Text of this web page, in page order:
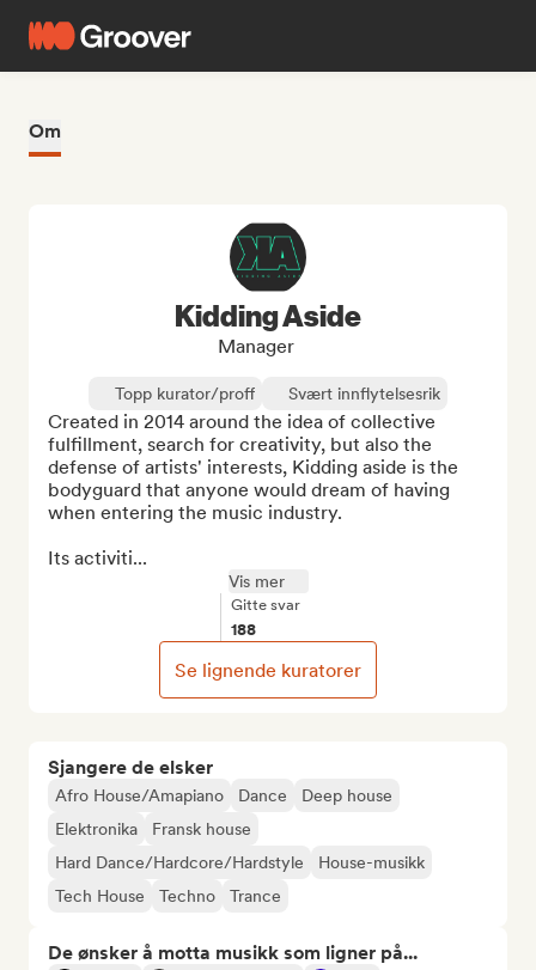
Om
Sjangere de elsker
Afro House/Amapiano Dance
Deep house
Elektronika
Fransk house
Hard Dance/Hardcore/Hardstyle
House-musikk
Tech House
Techno Trance
De ønsker å motta musikk som ligner på...
Kidding Aside
Manager
Topp kurator/proff Svært innflytelsesrik
Created in 2014 around the idea of collective
fulfillment, search for creativity, but also the
defense of artists' interests, Kidding aside is the
bodyguard that anyone would dream of having
when entering the music industry.
Its activiti...
Vis mer
Gitte svar
188
Se lignende kuratorer